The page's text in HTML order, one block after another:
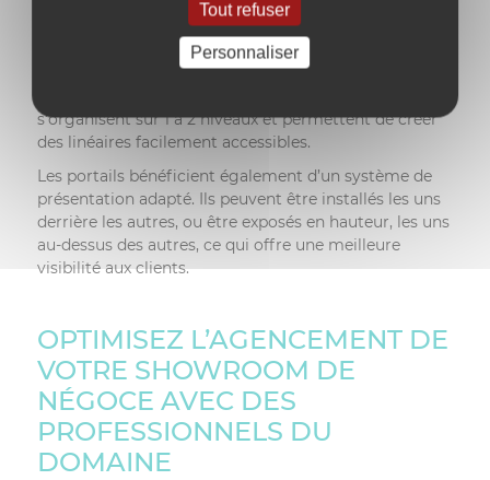
L’exposition des dalles et des pavés peut se faire en
hauteur grâce à des présentoirs montés sur plusieurs
niveaux. Ce système permet d’exposer un grand
s’organisent sur 1 à 2 niveaux et permettent de créer
des linéaires facilement accessibles.
Les portails bénéficient également d’un système de
présentation adapté. Ils peuvent être installés les uns
derrière les autres, ou être exposés en hauteur, les uns
au-dessus des autres, ce qui offre une meilleure
visibilité aux clients.
OPTIMISEZ L’AGENCEMENT DE
VOTRE SHOWROOM DE
NÉGOCE AVEC DES
PROFESSIONNELS DU
DOMAINE
Tout refuser
Personnaliser